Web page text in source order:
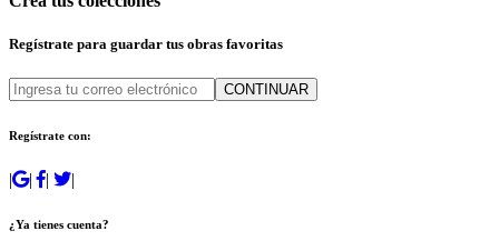
Regístrate para guardar tus obras favoritas
CONTINUAR
Regístrate con:
| | | |
¿Ya tienes cuenta?